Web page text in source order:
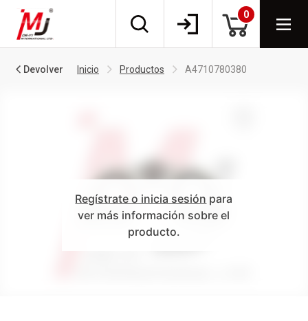
0
Devolver Inicio Productos A4710780380
Regístrate o inicia sesión para
ver más información sobre el
producto.